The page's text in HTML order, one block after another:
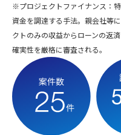
※プロジェクトファイナンス：
資金を調達する手法。親会社等
クトのみの収益からローンの返
確実性を厳格に審査される。